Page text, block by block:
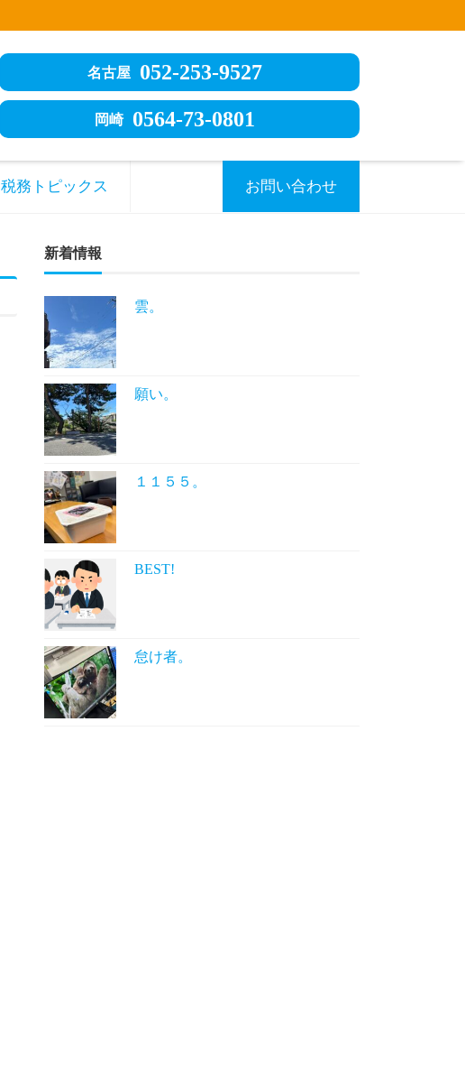
名古屋 052-253-9527
岡崎 0564-73-0801
税務トピックス お問い合わせ
新着情報
雲。
願い。
１１５５。
BEST!
怠け者。